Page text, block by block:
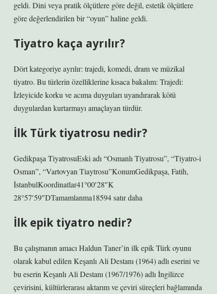
geldi. Dini veya pratik ölçütlere göre değil, estetik ölçütlere
göre değerlendirilen bir “oyun” haline geldi.
Tiyatro kaça ayrılır?
Dört kategoriye ayrılır: trajedi, komedi, dram ve müzikal
tiyatro. Bu türlerin özelliklerine kısaca bakalım: Trajedi:
İzleyicide korku ve acıma duyguları uyandırarak kötü
duygulardan kurtarmayı amaçlayan türdür.
İlk Türk tiyatrosu nedir?
Gedikpaşa TiyatrosuEski adı “Osmanlı Tiyatrosu”, “Tiyatro-i
Osman”, “Vartovyan Tiaytrosu”KonumGedikpaşa, Fatih,
İstanbulKoordinatlar41°00′28″K
28°57′59″DTamamlanma18594 satır daha
İlk epik tiyatro nedir?
Bu çalışmanın amacı Haldun Taner’in ilk epik Türk oyunu
olarak kabul edilen Keşanlı Ali Destanı (1964) adlı eserini ve
bu eserin Keşanlı Ali Destanı (1967/1976) adlı İngilizce
çevirisini, kültürlerarası aktarım ve çeviri süreçleri bağlamında